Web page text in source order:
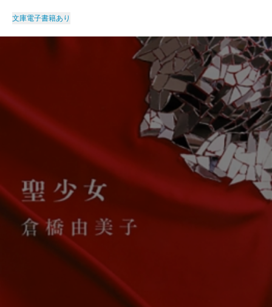
文庫電子書籍あり